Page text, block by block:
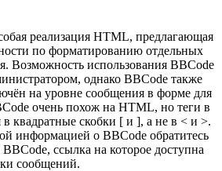
реализация HTML, предлагающая
по форматированию отдельных
Возможность использования BBCode
однако BBCode также
на уровне сообщения в форме для
очень похож на HTML, но теги в
квадратные скобки [ и ], а не в < и >.
информацией о BBCode обратитесь
ссылка на которое доступна
сообщений.